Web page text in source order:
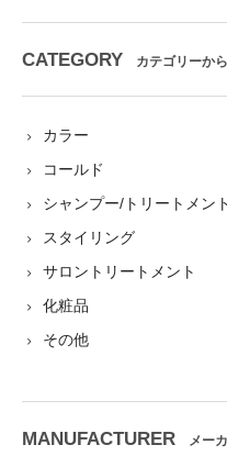
CATEGORY カテゴリーか
カラー
コールド
シャンプー/トリートメン
スタイリング
サロントリートメント
化粧品
その他
MANUFACTURER メー